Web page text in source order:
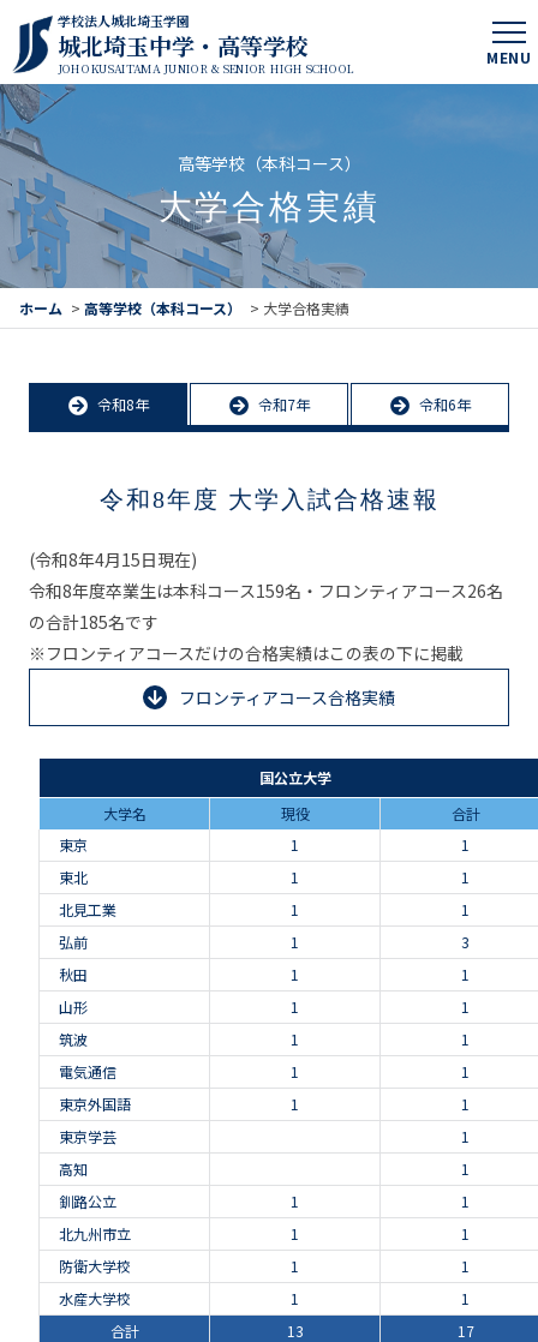
MENU
学校法人城北埼玉学園
城北埼玉中学・高等学校
JOHOKUSAITAMA JUNIOR & SENIOR HIGH SCHOOL
高等学校（本科コース）
大学合格実績
ホーム > 高等学校（本科コース） > 大学合格実績
令和8年 令和7年 令和6年
令和8年度 大学入試合格速報
(令和8年4月15日現在)
令和8年度卒業生は本科コース159名・フロンティアコース26名
の合計185名です
※フロンティアコースだけの合格実績はこの表の下に掲載
フロンティアコース合格実績
国公立大学
大学名
現役
合計
東京
1
1
東北
1
1
北見工業
1
1
弘前
1
3
秋田
1
1
山形
1
1
筑波
1
1
電気通信
1
1
東京外国語
1
1
東京学芸
1
高知
1
釧路公立
1
1
北九州市立
1
1
防衛大学校
1
1
水産大学校
1
1
合計
13 17